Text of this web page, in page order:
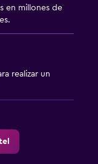
en millones de
realizar un